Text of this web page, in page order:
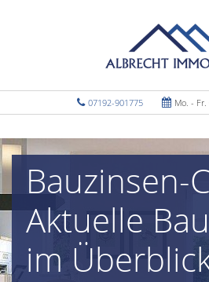
07192-901775 Mo. -
Bauzinsen-
Aktuelle
im